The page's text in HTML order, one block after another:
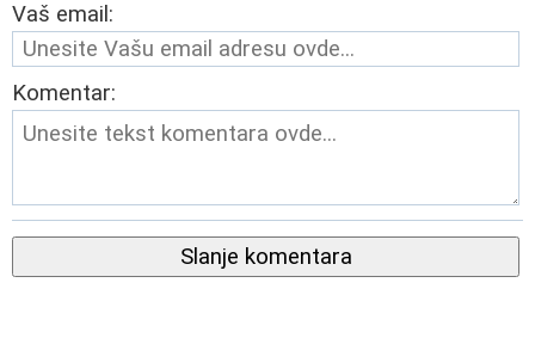
Vaš email:
Komentar:
Slanje komentara